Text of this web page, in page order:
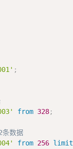
;
from 328;
条数据
from 256 limit